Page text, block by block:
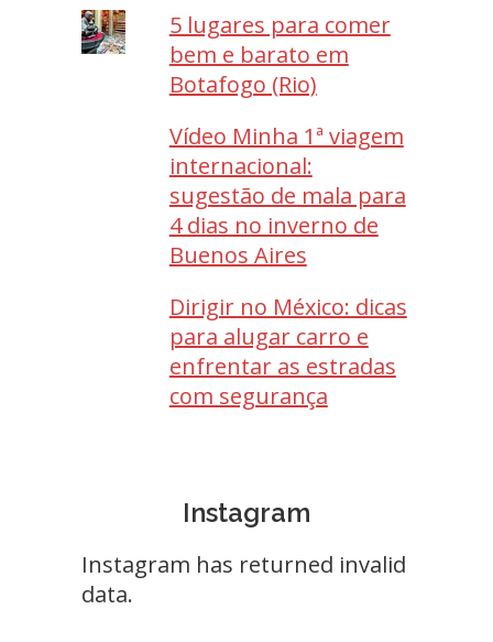
5 lugares para comer
bem e barato em
Botafogo (Rio)
Vídeo Minha 1ª viagem
internacional:
sugestão de mala para
4 dias no inverno de
Buenos Aires
Dirigir no México: dicas
para alugar carro e
enfrentar as estradas
com segurança
Instagram
Instagram has returned invalid
data.